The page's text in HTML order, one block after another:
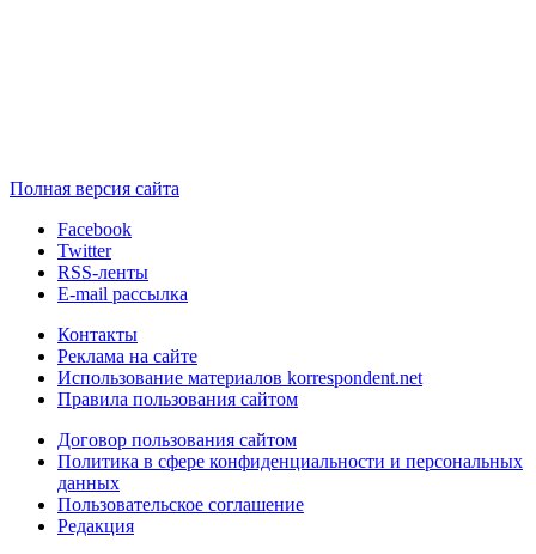
Полная версия сайта
Facebook
Twitter
RSS-ленты
E-mail рассылка
Контакты
Реклама на сайте
Использование материалов korrespondent.net
Правила пользования сайтом
Договор пользования сайтом
Политика в сфере конфиденциальности и персональных
данных
Пользовательское соглашение
Редакция